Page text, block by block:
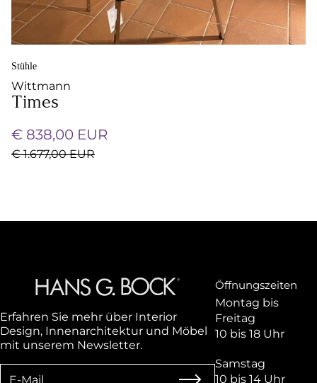
Stühle
Wittmann
Times
€ 838,00 EUR
€ 1.677,00 EUR
Öffnungszeiten
Montag bis
Freitag
10 bis 18 Uhr
Samstag
10 bis 14 Uhr
Erfahren Sie mehr über Interior
Design, Innenarchitektur und Möbel
mit unserem Newsletter.